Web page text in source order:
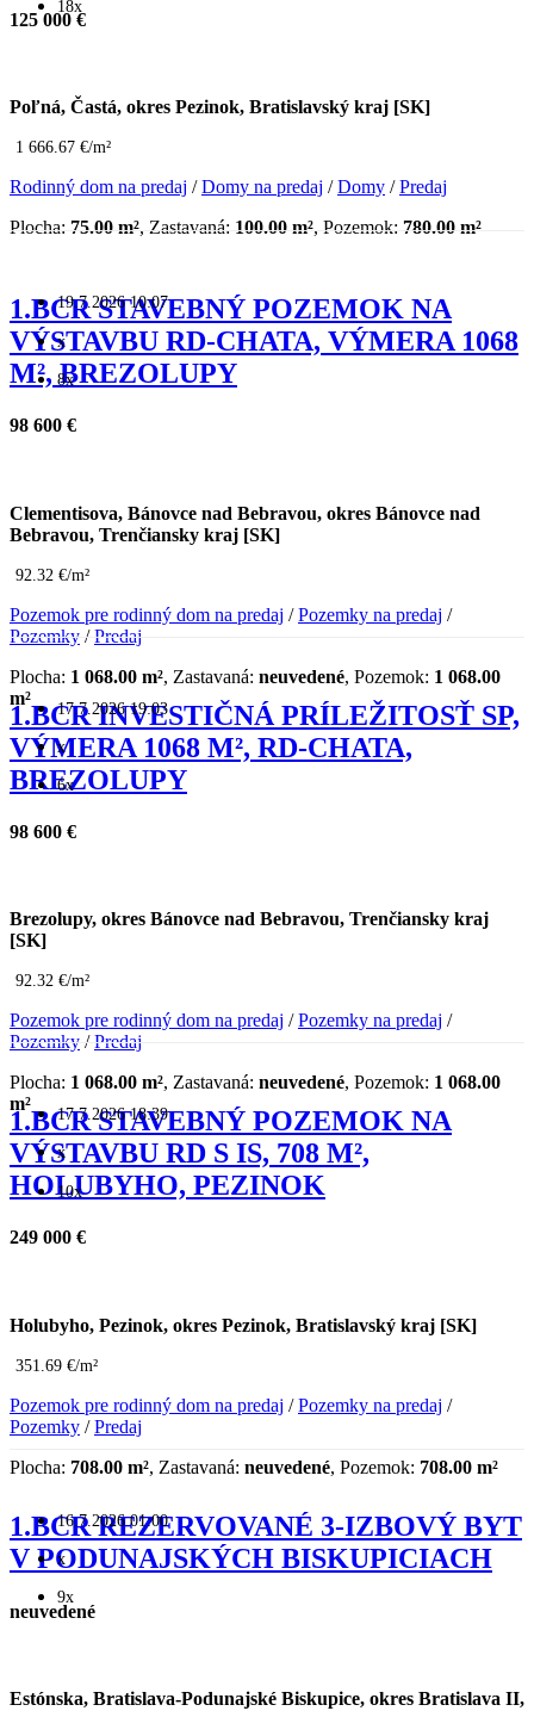
18x
125 000 €
Poľná, Častá, okres Pezinok, Bratislavský kraj [SK]
1 666.67 €/m²
Rodinný dom na predaj /Domy na predaj /Domy /Predaj
Plocha: 75.00 m², Zastavaná: 100.00 m², Pozemok: 780.00 m²
19.7.2026 10:07
x
8x
1.BCR STAVEBNÝ POZEMOK NA
VÝSTAVBU RD-CHATA, VÝMERA 1068
M², BREZOLUPY
98 600 €
Clementisova, Bánovce nad Bebravou, okres Bánovce nad
Bebravou, Trenčiansky kraj [SK]
92.32 €/m²
Pozemok pre rodinný dom na predaj /Pozemky na predaj /
Pozemky /Predaj
Plocha: 1 068.00 m², Zastavaná: neuvedené, Pozemok: 1 068.00
m²
17.7.2026 19:03
x
6x
1.BCR INVESTIČNÁ PRÍLEŽITOSŤ SP,
VÝMERA 1068 M², RD-CHATA,
BREZOLUPY
98 600 €
Brezolupy, okres Bánovce nad Bebravou, Trenčiansky kraj
[SK]
92.32 €/m²
Pozemok pre rodinný dom na predaj /Pozemky na predaj /
Pozemky /Predaj
Plocha: 1 068.00 m², Zastavaná: neuvedené, Pozemok: 1 068.00
m²
17.7.2026 18:39
x
10x
1.BCR STAVEBNÝ POZEMOK NA
VÝSTAVBU RD S IS, 708 M²,
HOLUBYHO, PEZINOK
249 000 €
Holubyho, Pezinok, okres Pezinok, Bratislavský kraj [SK]
351.69 €/m²
Pozemok pre rodinný dom na predaj /Pozemky na predaj /
Pozemky /Predaj
Plocha: 708.00 m², Zastavaná: neuvedené, Pozemok: 708.00 m²
16.7.2026 01:00
x
9x
1.BCR REZERVOVANÉ 3-IZBOVÝ BYT
V PODUNAJSKÝCH BISKUPICIACH
neuvedené
Estónska, Bratislava-Podunajské Biskupice, okres Bratislava II,